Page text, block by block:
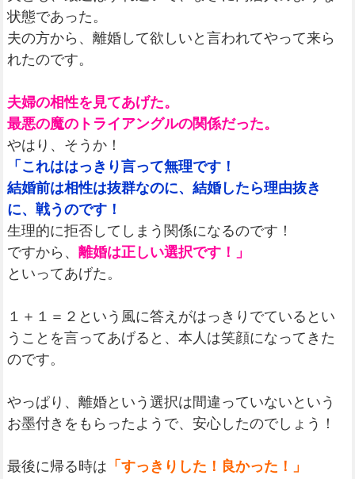
状態であった。
夫の方から、離婚して欲しいと言われてやって来ら
れたのです。
夫婦の相性を見てあげた。
最悪の魔のトライアングルの関係だった。
やはり、そうか！
「これははっきり言って無理です！
結婚前は相性は抜群なのに、結婚したら理由抜き
に、戦うのです！
生理的に拒否してしまう関係になるのです！
ですから、 離婚は正しい選択です！」
といってあげた。
１＋１＝２という風に答えがはっきりでているとい
うことを言ってあげると、本人は笑顔になってきた
のです。
やっぱり、離婚という選択は間違っていないという
お墨付きをもらったようで、安心したのでしょう！
最後に帰る時は 「すっきりした！良かった！」